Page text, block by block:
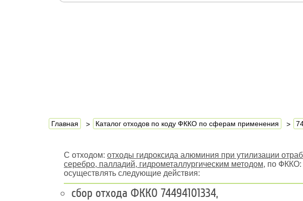
Главная Каталог отходов по коду ФККО по сферам применения
С отходом: отходы гидроксида алюминия при утилизации
серебро, палладий, гидрометаллургическим методом, по ФККО:
осуществлять следующие действия:
сбор отхода ФККО 74494101334,